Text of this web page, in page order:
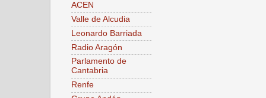
ACEN
Valle de Alcudia
Leonardo Barriada
Radio Aragón
Parlamento de
Cantabria
Renfe